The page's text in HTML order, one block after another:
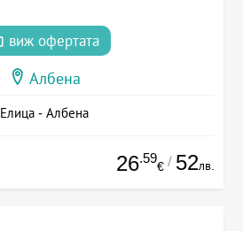
виж офертата
Албена
Елица - Албена
26.59
€ / 52лв.